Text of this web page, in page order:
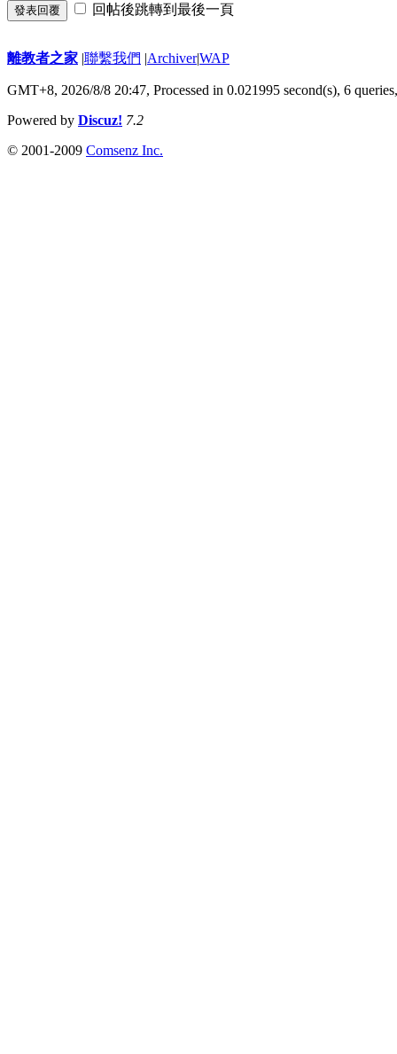
發表回覆 回帖後跳轉到最後一頁
離教者之家 |聯繫我們 |Archiver|WAP
GMT+8, 2026/8/8 20:47, Processed in 0.021995 second(s), 6
Powered by Discuz! 7.2
© 2001-2009 Comsenz Inc.